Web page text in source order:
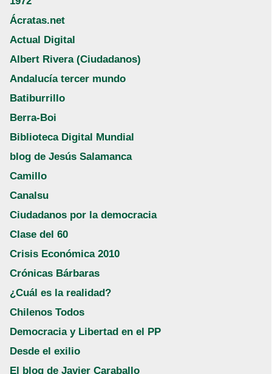
Ácratas.net
Actual Digital
Albert Rivera (Ciudadanos)
Andalucía tercer mundo
Batiburrillo
Berra-Boi
Biblioteca Digital Mundial
blog de Jesús Salamanca
Camillo
Canalsu
Ciudadanos por la democracia
Clase del 60
Crisis Económica 2010
Crónicas Bárbaras
¿Cuál es la realidad?
Chilenos Todos
Democracia y Libertad en el PP
Desde el exilio
El blog de Javier Caraballo